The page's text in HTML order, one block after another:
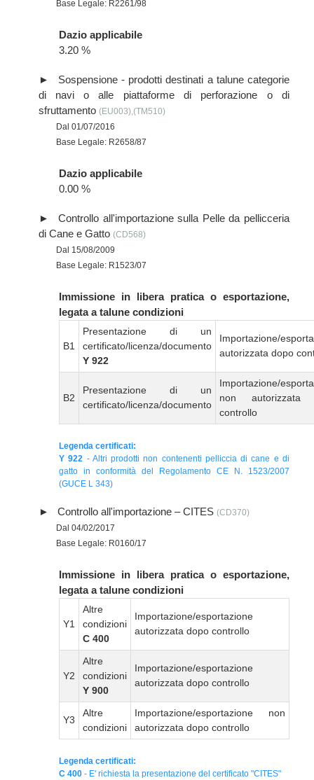
Base Legale: R2261/98
Dazio applicabile
3.20 %
Sospensione - prodotti destinati a talune categorie
di navi o alle piattaforme di perforazione o di
sfruttamento (EU003),(TM510)
Dal 01/07/2016
Base Legale: R2658/87
Dazio applicabile
0.00 %
Controllo all'importazione sulla Pelle da pellicceria
di Cane e Gatto (CD568)
Dal 15/08/2009
Base Legale: R1523/07
Immissione in libera pratica o esportazione,
legata a talune condizioni
B1
Presentazione di un
certificato/licenza/documento
Y 922
Importazione/
autorizzata dopo
B2
Presentazione di un
certificato/licenza/documento
Importazione/
non autorizzata
controllo
Legenda certificati:
Y 922 - Altri prodotti non contenenti pelliccia di cane e di
gatto in conformità del Regolamento CE N. 1523/2007
(GUCE L 343)
Controllo all'importazione – CITES (CD370)
Dal 04/02/2017
Base Legale: R0160/17
Immissione in libera pratica o esportazione,
legata a talune condizioni
Y1
Altre
condizioni
C 400
Importazione/esportazione
autorizzata dopo controllo
Y2
Altre
condizioni
Y 900
Importazione/esportazione
autorizzata dopo controllo
Y3
Altre
condizioni
Importazione/esportazione non
autorizzata dopo controllo
Legenda certificati:
C 400 - E' richiesta la presentazione del certificato "CITES"